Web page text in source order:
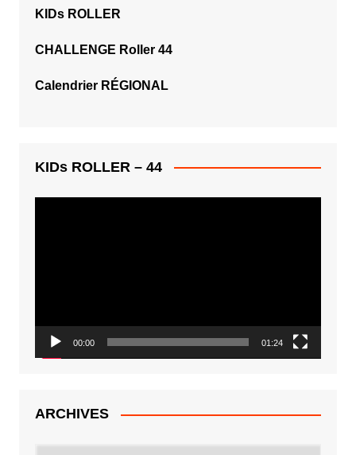
KIDs ROLLER
CHALLENGE Roller 44
Calendrier RÉGIONAL
KIDs ROLLER – 44
00:00 01:24
ARCHIVES